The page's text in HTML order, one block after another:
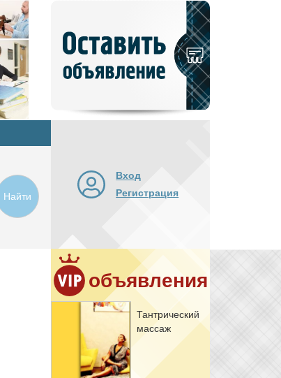
объявление
Найти
Вход
Регистрация
объявления
Тан­три­че­ский
мас­саж